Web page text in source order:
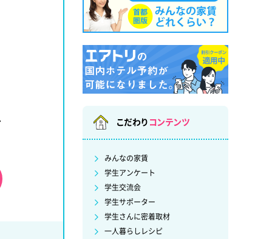
こだわり コンテンツ
みんなの家賃
学生アンケート
学生交流会
学生サポーター
学生さんに密着取材
一人暮らしレシピ